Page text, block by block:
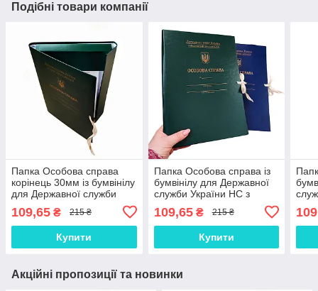
Подібні товари компанії
Папка Особова справа
корінець 30мм із бумвінілу
для Державної служби
України НС з тисненням
ф. А4, зав'язки зелений
109,65 ₴ 215 ₴
Купити
Папка Особова справа із
бумвінілу для Державної
служби України НС з
тисненням кор. 20мм ф.
А4, зав'язки зелений
109,65₴ 215 ₴
Купити
Акційні пропозиції та новинки